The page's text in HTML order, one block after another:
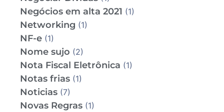
Negócios em alta 2021 (1)
Networking (1)
NF-e (1)
Nome sujo (2)
Nota Fiscal Eletrônica (1)
Notas frias (1)
Noticias (7)
Novas Regras (1)